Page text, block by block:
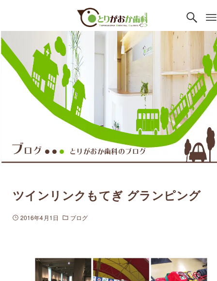
ブログ ●● ● とりがおか歯科のブログ
ツインリンクもてぎ グランピング
2016年4月1日 ブログ